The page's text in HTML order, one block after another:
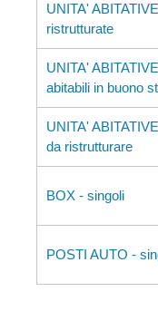
UNITA'
ristrutturate
UNITA'
abitabili in buono
UNITA'
da ristrutturare
BOX - singoli
POSTI AUTO -